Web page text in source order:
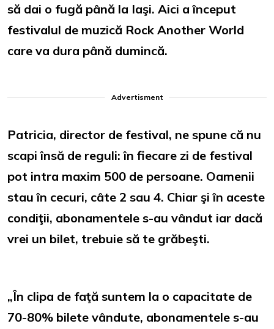
să dai o fugă până la Iaşi. Aici a început
festivalul de muzică Rock Another World
care va dura până dumincă.
Advertisment
Patricia, director de festival, ne spune că nu
scapi însă de reguli: în fiecare zi de festival
pot intra maxim 500 de persoane. Oamenii
stau în cecuri, câte 2 sau 4. Chiar şi în aceste
condiţii, abonamentele s-au vândut iar dacă
vrei un bilet, trebuie să te grăbeşti.
„În clipa de faţă suntem la o capacitate de
70-80% bilete vândute, abonamentele s-au